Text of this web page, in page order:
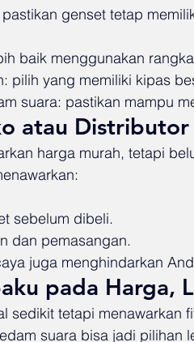
genset tetap
baik menggunakan
pilih yang memiliki kipas
suara: pastikan mampu
atau Distributor
harga murah, tetapi
sebelum dibeli.
dan pemasangan.
juga menghindarkan
pada Harga,
sedikit tetapi menawarkan
suara bisa jadi pilihan